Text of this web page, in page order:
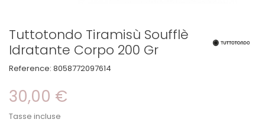
Tuttotondo Tiramisù Soufflè
Idratante Corpo 200 Gr
Reference: 8058772097614
30,00 €
Tasse incluse